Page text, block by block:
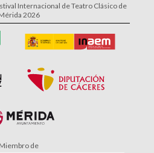
Internacional de Teatro Clásico de
2026
Miembro de